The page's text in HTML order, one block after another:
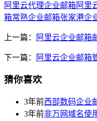
阿里云代理企业邮箱阿里
箱常熟企业邮箱张家港企
上一篇： 阿里云企业邮箱
下一篇： 阿里云企业邮箱
猜你喜欢
3年前西部数码企业
3年前非万网域名使